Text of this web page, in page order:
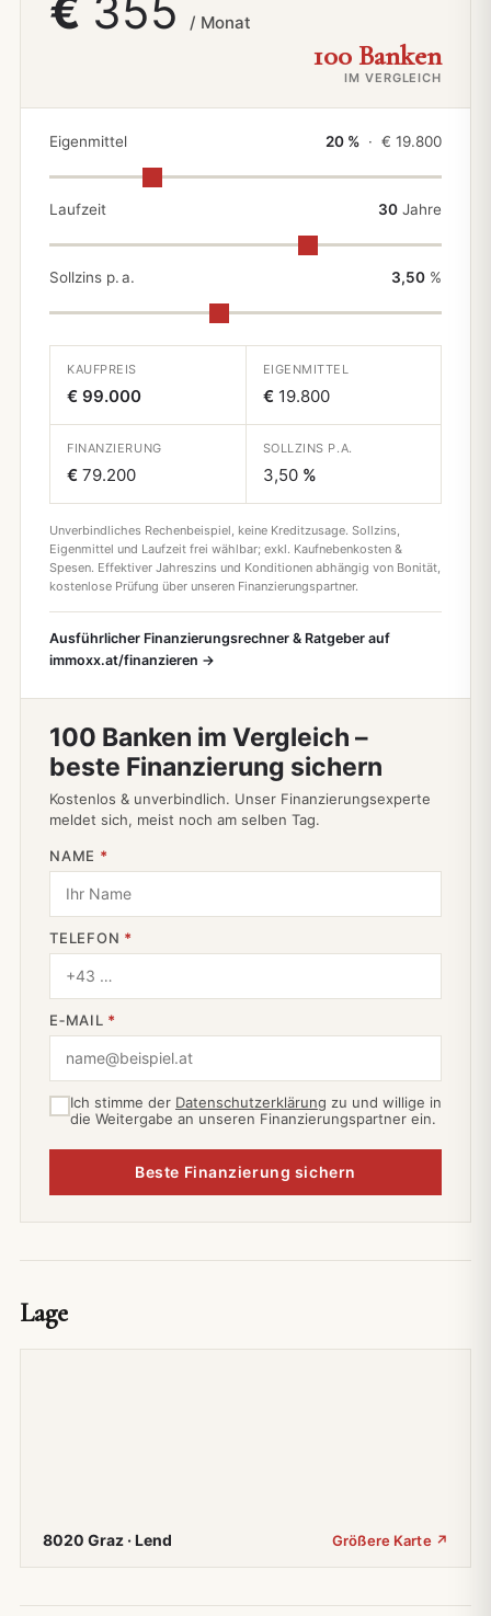
€ 355 / Monat
100 Banken
IM VERGLEICH
Eigenmittel 20 % · € 19.800
Laufzeit 30 Jahre
Sollzins p. a. 3,50 %
KAUFPREIS
€ 99.000
EIGENMITTEL
€ 19.800
FINANZIERUNG
€ 79.200
SOLLZINS P.A.
3,50%
Unverbindliches Rechenbeispiel, keine Kreditzusage. Sollzins,
Eigenmittel und Laufzeit frei wählbar; exkl. Kaufnebenkosten &
Spesen. Effektiver Jahreszins und Konditionen abhängig von Bonität,
kostenlose Prüfung über unseren Finanzierungspartner.
Ausführlicher Finanzierungsrechner & Ratgeber auf
immoxx.at/finanzieren →
100 Banken im Vergleich –
beste Finanzierung sichern
Kostenlos & unverbindlich. Unser Finanzierungsexperte
meldet sich, meist noch am selben Tag.
NAME *
TELEFON *
E‑MAIL *
Ich stimme der Datenschutzerklärung zu und willige in
die Weitergabe an unseren Finanzierungspartner ein.
Beste Finanzierung sichern
Lage
8020 Graz · Lend Größere Karte ↗